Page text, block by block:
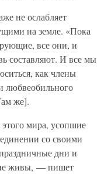
не ослабляет
на земле. «Пока
все они, и
составляют. И все мы
как члены
любвеобильного
же].
мира, усопшие
со своими
дни и
живы, — пишет